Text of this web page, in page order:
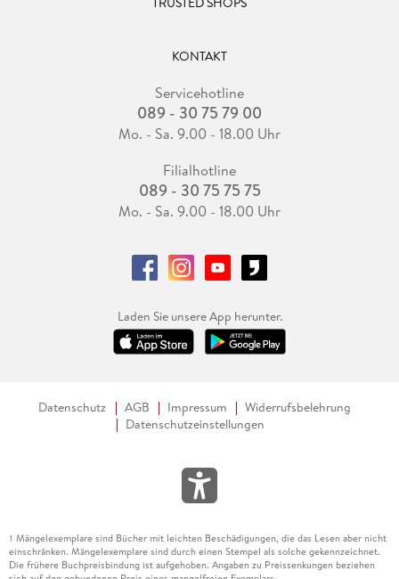
KONTAKT
Servicehotline
089 - 30 75 79 00
Mo. - Sa. 9.00 - 18.00 Uhr
Filialhotline
089 - 30 75 75 75
Mo. - Sa. 9.00 - 18.00 Uhr
Laden Sie unsere App herunter.
Datenschutz AGB Impressum
Widerrufsbelehrung
Datenschutzeinstellungen
1 Mängelexemplare sind Bücher mit leichten Beschädigungen, die das Lesen aber nicht
einschränken. Mängelexemplare sind durch einen Stempel als solche gekennzeichnet.
Die frühere Buchpreisbindung ist aufgehoben. Angaben zu Preissenkungen beziehen